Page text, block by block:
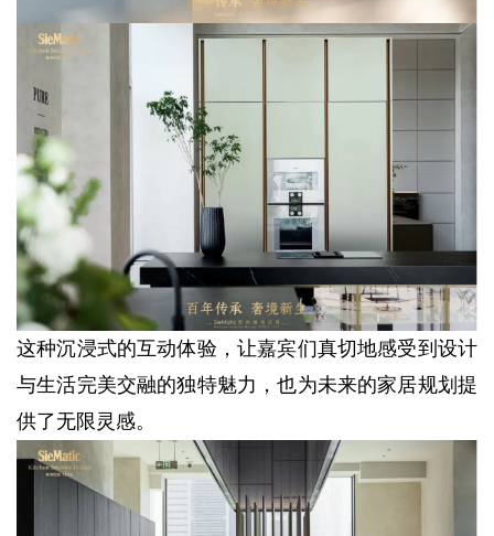
这种沉浸式的互动体验，让嘉宾们真切地感受到设计
与生活完美交融的独特魅力，也为未来的家居规划提
供了无限灵感。